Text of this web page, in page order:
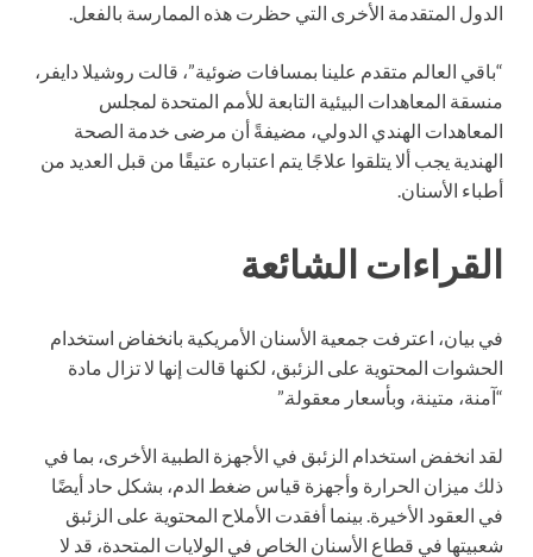
الدول المتقدمة الأخرى التي حظرت هذه الممارسة بالفعل.
“باقي العالم متقدم علينا بمسافات ضوئية”، قالت روشيلا دايفر،
منسقة المعاهدات البيئية التابعة للأمم المتحدة لمجلس
المعاهدات الهندي الدولي، مضيفةً أن مرضى خدمة الصحة
الهندية يجب ألا يتلقوا علاجًا يتم اعتباره عتيقًا من قبل العديد من
أطباء الأسنان.
القراءات الشائعة
في بيان، اعترفت جمعية الأسنان الأمريكية بانخفاض استخدام
الحشوات المحتوية على الزئبق، لكنها قالت إنها لا تزال مادة
“آمنة، متينة، وبأسعار معقولة.”
لقد انخفض استخدام الزئبق في الأجهزة الطبية الأخرى، بما في
ذلك ميزان الحرارة وأجهزة قياس ضغط الدم، بشكل حاد أيضًا
في العقود الأخيرة. بينما أفقدت الأملاح المحتوية على الزئبق
شعبيتها في قطاع الأسنان الخاص في الولايات المتحدة، قد لا